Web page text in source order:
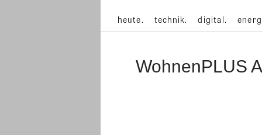
heute. technik. digital.
WohnenPLUS